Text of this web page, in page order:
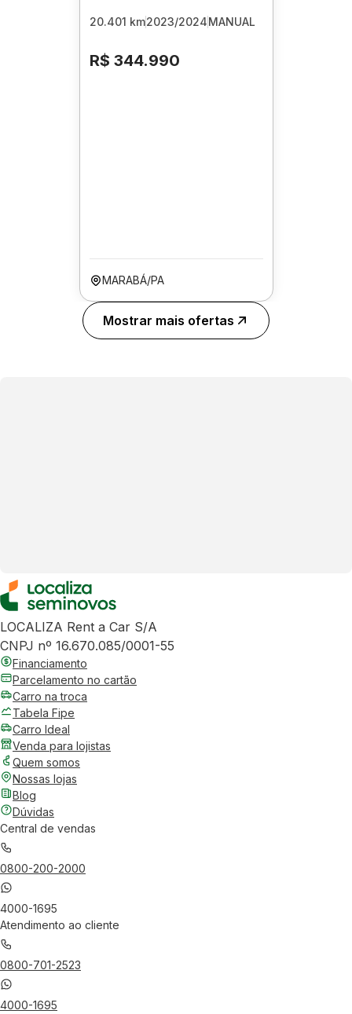
20.401 km2023/2024MANUAL
R$ 344.990
MARABÁ/PA
Mostrar mais ofertas
LOCALIZA Rent a Car S/A
CNPJ nº 16.670.085/0001-55
Financiamento
Parcelamento no cartão
Carro na troca
Tabela Fipe
Carro Ideal
Venda para lojistas
Quem somos
Nossas lojas
Blog
Dúvidas
Central de vendas
0800-200-2000
4000-1695
Atendimento ao cliente
0800-701-2523
4000-1695